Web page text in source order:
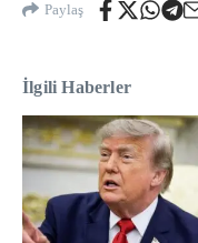
Paylaş
İlgili Haberler